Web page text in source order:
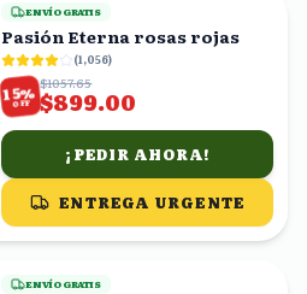
ENVÍO GRATIS
Pasión Eterna rosas rojas
(1,056)
15%
OFF
$1057.65
$899.00
¡PEDIR AHORA!
ENTREGA URGENTE
ENVÍO GRATIS